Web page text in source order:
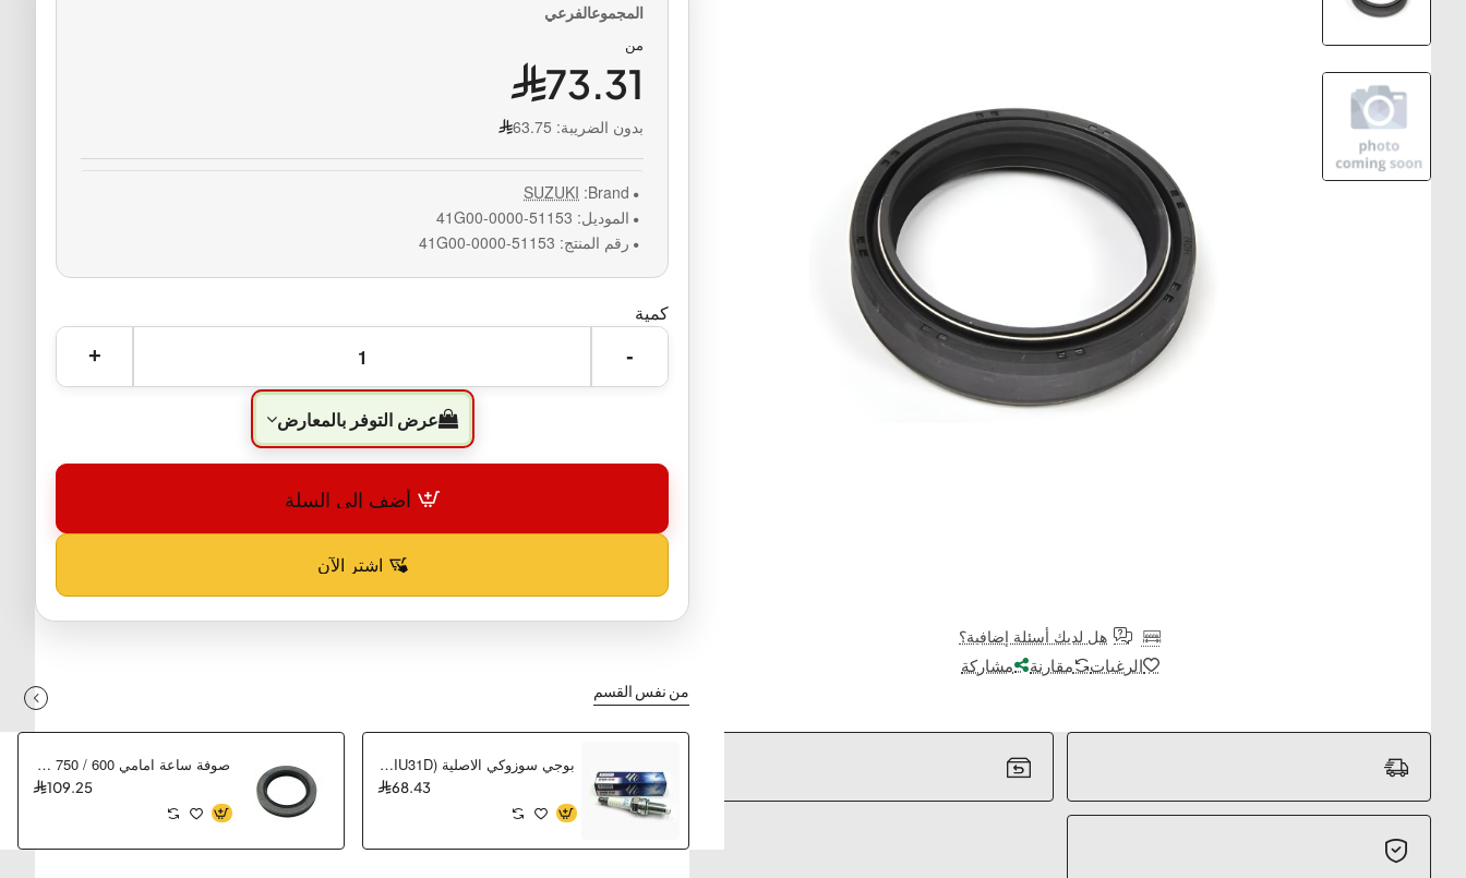
هل لديك أسئلة إضافية؟
الرغبات مقارنة مشاركة
من
73.31
بدون الضريبة: 63.75
Brand:
SUZUKI
الموديل: 51153-41G00-0000
رقم المنتج: 51153-41G00-0000
عرض التوفر بالمعارض
أضف إلى السلة
اشترِ الآن
من نفس القسم
بوجي سوزوكي الاصلية PLUG,SPARK(IU31D)
68.43
صوفة ساعة امامي 600 / 750 GSXR
109.25